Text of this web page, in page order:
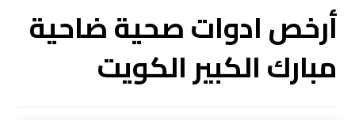
أرخص ادوات صحية ضاحية
مبارك الكبير الكويت